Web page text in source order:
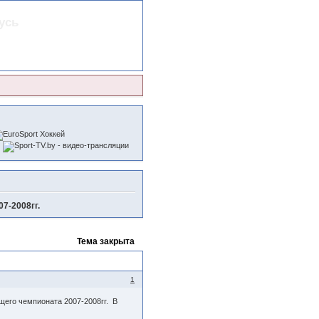
2008гг.
Тема закрыта
1
чемпионата 2007-2008гг. В